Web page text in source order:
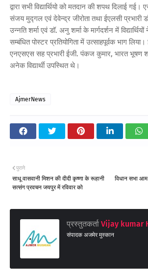
द्वारा सभी विद्यार्थियो को मतदान की शपथ दिलाई गई।
संजय मुद्गल एवं देवेन्द्र जीरोता तथा ईएलसी प्रभारी
उन्नति शर्मा एवं डॉ. अनु शर्मा के मार्गदर्शन में
सम्बंधित पोस्टर प्रतियोगिता में उत्साहपूर्वक भाग
एनएसएस सह प्रभारी ईजी. पंकज कुमार, भारत भूषण
अनेक विद्यार्थी उपस्थित थे।
AjmerNews
विधान सभा
पुराने
साधू वासवानी मिशन की दीदी कृष्णा के रूहानी
सत्संग प्रवचन जयपुर में रविवार को
प्रस्तुतकर्ता Vijay kumar
संपादक अजमेर मुस्कान